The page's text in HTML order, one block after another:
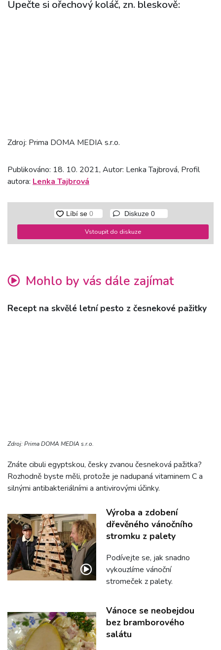
Upečte si ořechový koláč, zn. bleskově:
Zdroj: Prima DOMA MEDIA s.r.o.
Publikováno: 18. 10. 2021, Autor: Lenka Tajbrová, Profil
autora: Lenka Tajbrová
Diskuze 0
Vstoupit do diskuze
Mohlo by vás dále zajímat
Recept na skvělé letní pesto z česnekové pažitky
Zdroj: Prima DOMA MEDIA s.r.o.
Znáte cibuli egyptskou, česky zvanou česneková pažitka?
Rozhodně byste měli, protože je nadupaná vitaminem C a
silnými antibakteriálními a antivirovými účinky.
Výroba a zdobení
dřevěného vánočního
stromku z palety
Podívejte se, jak snadno
vykouzlíme vánoční
stromeček z palety.
Vánoce se neobejdou
bez bramborového
salátu